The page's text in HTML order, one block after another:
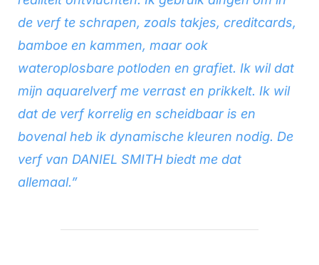
de verf te schrapen, zoals takjes, creditcards,
bamboe en kammen, maar ook
wateroplosbare potloden en grafiet. Ik wil dat
mijn aquarelverf me verrast en prikkelt. Ik wil
dat de verf korrelig en scheidbaar is en
bovenal heb ik dynamische kleuren nodig. De
verf van DANIEL SMITH biedt me dat
allemaal.”